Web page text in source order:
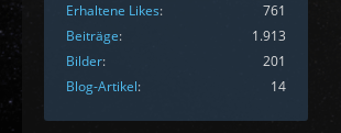
Erhaltene Likes
761
Beiträge
1.913
Bilder
201
Blog-Artikel
14